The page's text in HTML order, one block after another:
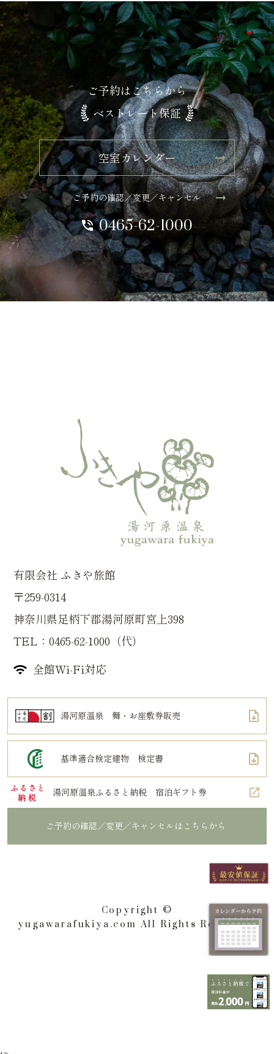
ご予約はこちらから
ベストレート保証
空室カレンダー
ご予約の確認／変更／キャンセル
0465-62-1000
有限会社 ふきや旅館
〒259-0314
神奈川県足柄下郡湯河原町宮上398
TEL：0465-62-1000（代）
全館Wi-Fi対応
湯河原温泉 舞・お座敷券販売
基準適合検定建物 検定書
湯河原温泉ふるさと納税 宿泊ギフト券
ご予約の確認／変更／キャンセルはこちらから
Copyright ©
yugawarafukiya.com All Rights Reserved.